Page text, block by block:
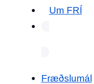
Um FRÍ
Fræðslumál